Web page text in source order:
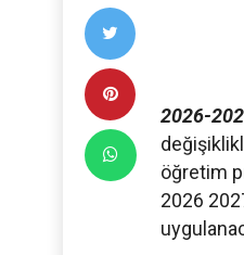
2026-
öğretim
2026